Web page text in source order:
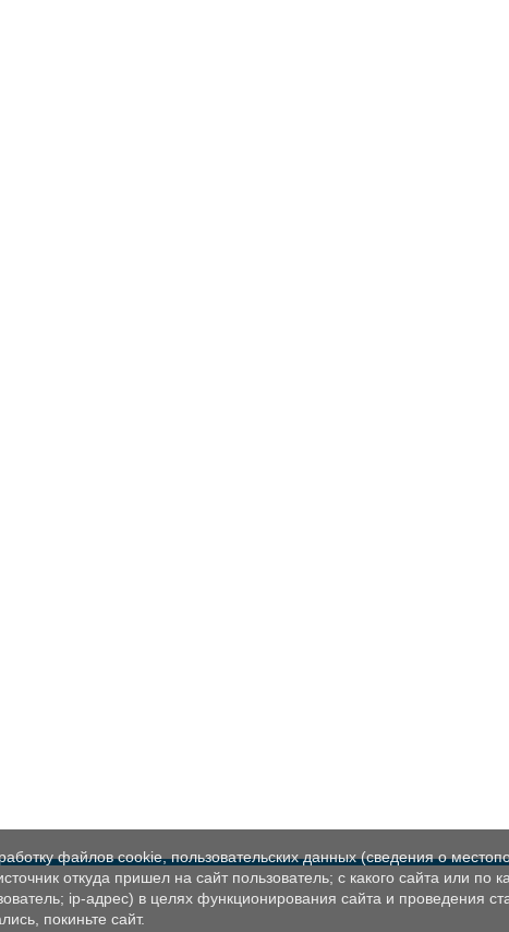
файлов cookie, пользовательских данных (сведения о
откуда пришел на сайт пользователь; с какого сайта или по
ip-адрес) в целях функционирования сайта и проведения
покиньте сайт.